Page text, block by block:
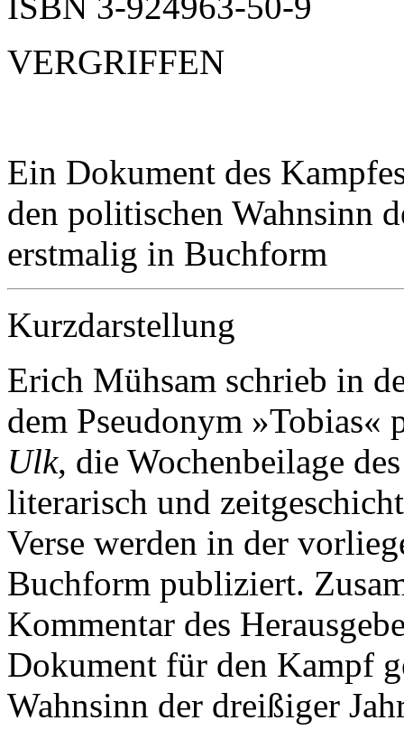
VERGRIFFEN
Ein Dokument des
den politischen Wahnsinn
erstmalig in Buchform
Kurzdarstellung
Erich Mühsam schrieb in
dem Pseudonym
Ulk, die Wochenbeilage
literarisch und
Verse werden in der
Buchform publiziert.
Kommentar des
Dokument für den Kampf
Wahnsinn der dreißiger